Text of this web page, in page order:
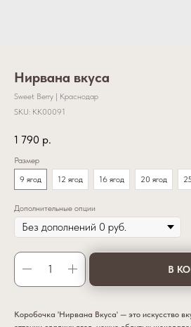
Нирвана вкуса
Sweet Berry | Краснодар
SKU: KK00091
1 790 р.
Размер
9 ягод
12 ягод 16 ягод 20 ягод
Дополнительные опции
В
Коробочка 'Нирвана Вкуса' — это искусство